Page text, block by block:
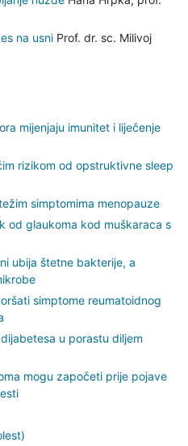
na usni Prof. dr. sc. Milivoj
mijenjaju imunitet i liječenje
rizikom od opstruktivne sleep
simptomima menopauze
od glaukoma kod muškaraca s
ubija štetne bakterije, a
simptome reumatoidnog
u porastu diljem
mogu započeti prije pojave